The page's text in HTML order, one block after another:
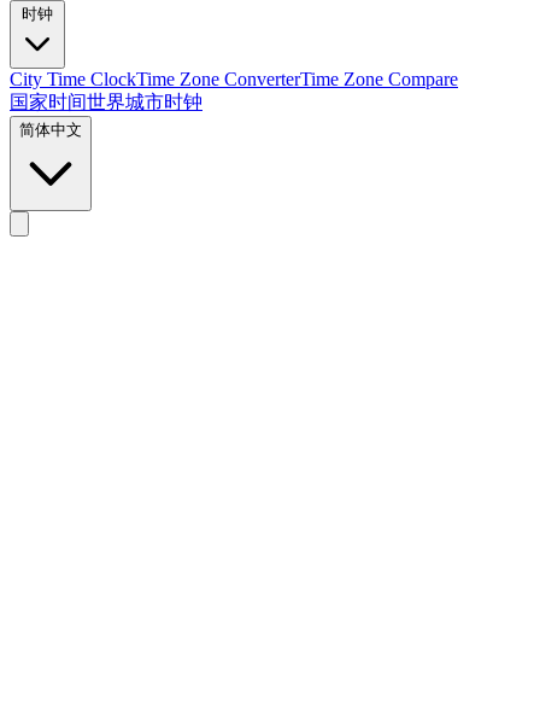
City Time ClockTime Zone ConverterTime Zone Compare
国家时间世界城市时钟
简体中文